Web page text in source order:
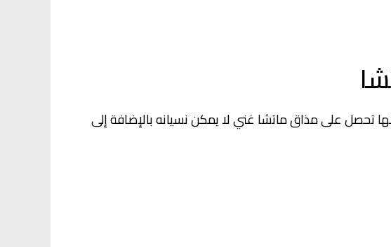
تحصل على مذاق ماتشا غني لا يمكن نسيانه بالإضافة إلى